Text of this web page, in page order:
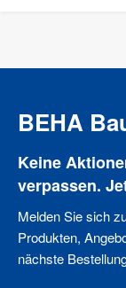
BEHA
Keine
verpassen.
Melden Sie sich
Produkten,
nächste